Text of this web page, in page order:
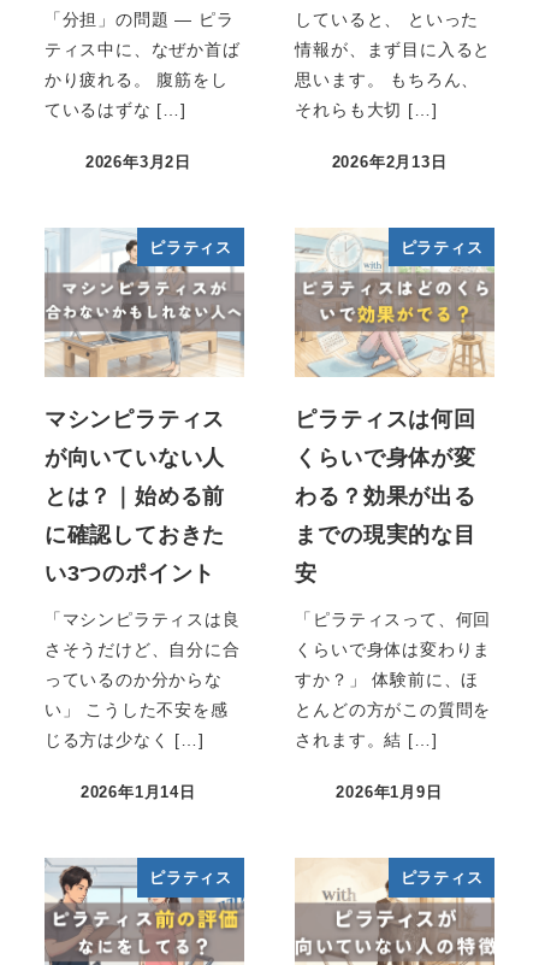
「分担」の問題 ― ピラ
ティス中に、なぜか首ば
かり疲れる。 腹筋をし
ているはずな […]
2026年3月2日
していると、 といった
情報が、まず目に入ると
思います。 もちろん、
それらも大切 […]
2026年2月13日
ピラティス
マシンピラティス
が向いていない人
とは？｜始める前
に確認しておきた
い3つのポイント
「マシンピラティスは良
さそうだけど、自分に合
っているのか分からな
い」 こうした不安を感
じる方は少なく […]
2026年1月14日
ピラティス
ピラティスは何回
くらいで身体が変
わる？効果が出る
までの現実的な目
安
「ピラティスって、何回
くらいで身体は変わりま
すか？」 体験前に、ほ
とんどの方がこの質問を
されます。結 […]
2026年1月9日
ピラティス ピラティス